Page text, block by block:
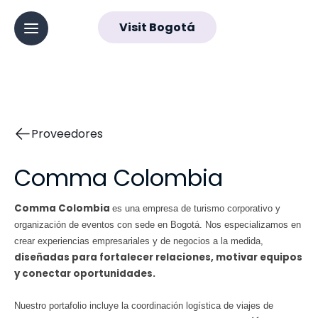
Abrir menú principal
Navegación
Visit Bogotá
Proveedores
Comma Colombia
Comma Colombia es una empresa de turismo corporativo y
organización de eventos con sede en Bogotá. Nos especializamos en
crear experiencias empresariales y de negocios a la medida,
diseñadas para fortalecer relaciones, motivar equipos
y conectar oportunidades.
Nuestro portafolio incluye la coordinación logística de viajes de